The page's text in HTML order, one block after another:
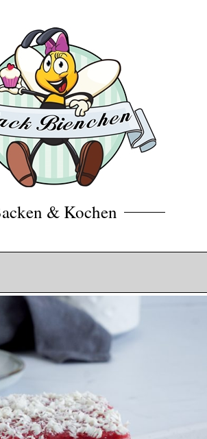
& Kochen